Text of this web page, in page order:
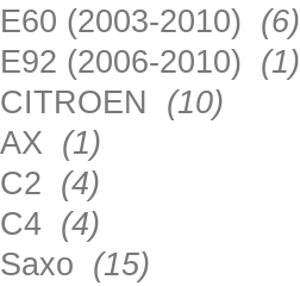
E60 (2003-2010) (6)
E92 (2006-2010) (1)
CITROEN (10)
AX (1)
C2 (4)
C4 (4)
Saxo (15)